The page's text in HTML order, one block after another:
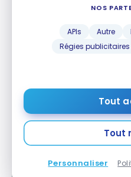
NOS
APIs Autre
Régies publicitaires
Tout
Tout
Personnaliser
Comment fonctionnent